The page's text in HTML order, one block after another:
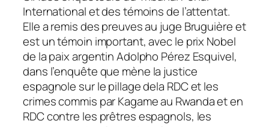
International et des témoins de l’attentat.
Elle a remis des preuves au juge Bruguière et
est un témoin important, avec le prix Nobel
de la paix argentin Adolpho Pérez Esquivel,
dans l’enquête que mène la justice
espagnole sur le pillage dela RDC et les
crimes commis par Kagame au Rwanda et en
RDC contre les prêtres espagnols, les